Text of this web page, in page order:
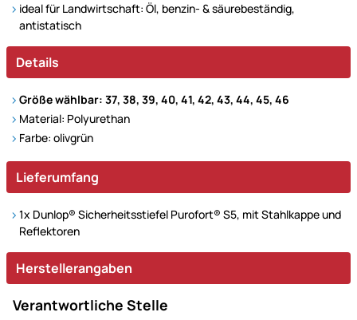
ideal für Landwirtschaft: Öl, benzin- & säurebeständig,
antistatisch
Details
Größe wählbar: 37, 38, 39, 40, 41, 42, 43, 44, 45, 46
Material: Polyurethan
Farbe: olivgrün
Lieferumfang
1x Dunlop® Sicherheitsstiefel Purofort® S5, mit Stahlkappe und
Reflektoren
Herstellerangaben
Verantwortliche Stelle